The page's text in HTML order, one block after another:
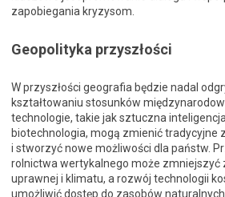
zapobiegania kryzysom.
Geopolityka przyszłości
W przyszłości geografia będzie nadal
kształtowaniu stosunków
technologie, takie jak sztuczna
biotechnologia, mogą zmienić tradycyjne
i stworzyć nowe możliwości dla państw.
rolnictwa wertykalnego może zmniejszyć
uprawnej i klimatu, a rozwój technologii
umożliwić dostęp do zasobów